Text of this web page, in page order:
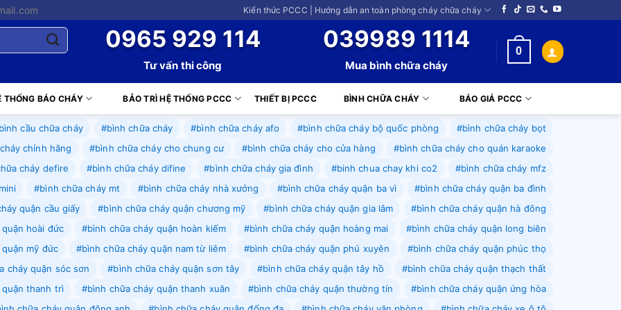
Kiến thức PCCC | Hướng dẫn an toàn phòng cháy chữa cháy
0965 929 114
Tư vấn thi công
039989 1114
Mua bình chữa cháy
0
THỐNG BÁO CHÁY BẢO TRÌ HỆ THỐNG PCCC THIẾT BỊ PCCC BÌNH CHỮA CHÁY BÁO GIÁ PCCC
cầu chữa cháy #bình chữa cháy #bình chữa cháy afo #bình chữa cháy bộ quốc phòng
#bình chữa cháy bọt
chính hãng #bình chữa cháy cho chung cư #bình chữa cháy cho cửa hàng
#bình chữa cháy cho quán karaoke
cháy defire #bình chữa cháy difine #bình chữa cháy gia đình #binh chua chay khi co2
#bình chữa cháy mfz
#bình chữa cháy mt #bình chữa cháy nhà xưởng #bình chữa cháy quận ba vì
#bình chữa cháy quận ba đình
quận cầu giấy #bình chữa cháy quận chương mỹ #bình chữa cháy quận gia lâm
#bình chữa cháy quận hà đông
hoài đức #bình chữa cháy quận hoàn kiếm #bình chữa cháy quận hoàng mai
#bình chữa cháy quận long biên
mỹ đức #bình chữa cháy quận nam từ liêm #bình chữa cháy quận phú xuyên
#bình chữa cháy quận phúc thọ
cháy quận sóc sơn #bình chữa cháy quận sơn tây #bình chữa cháy quận tây hồ
#bình chữa cháy quận thạch thất
thanh trì #bình chữa cháy quận thanh xuân #bình chữa cháy quận thường tín
#bình chữa cháy quận ứng hòa